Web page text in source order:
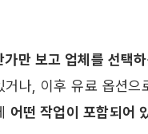
가만 보고 업체를 선택
거나, 이후 유료 옵션으
어떤 작업이 포함되어